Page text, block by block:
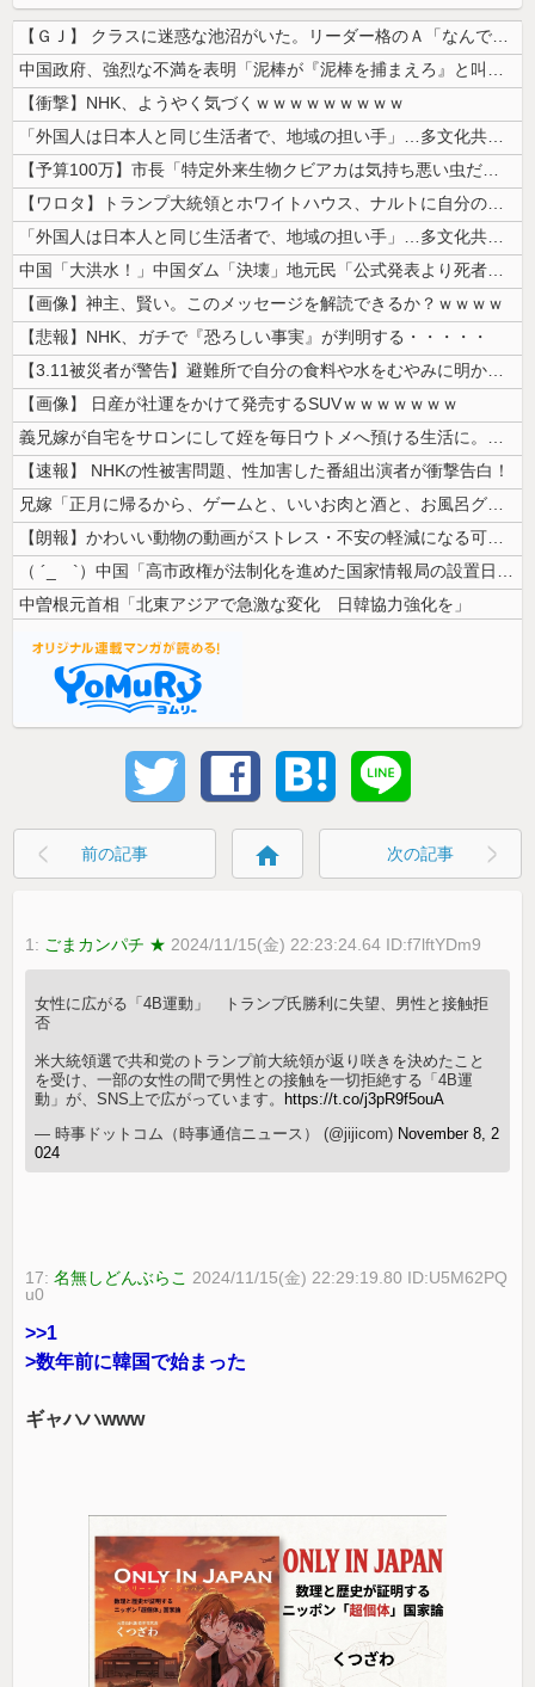
【ＧＪ】 クラスに迷惑な池沼がいた。リーダー格のＡ「なんで支援学級に入...
中国政府、強烈な不満を表明「泥棒が『泥棒を捕まえろ』と叫ぶようなやり口...
【衝撃】NHK、ようやく気づくｗｗｗｗｗｗｗｗｗ
「外国人は日本人と同じ生活者で、地域の担い手」…多文化共生実現への提言...
【予算100万】市長「特定外来生物クビアカは気持ち悪い虫だしそんな需要...
【ワロタ】トランプ大統領とホワイトハウス、ナルトに自分の顔を合成して投...
「外国人は日本人と同じ生活者で、地域の担い手」…多文化共生実現への提言...
中国「大洪水！」中国ダム「決壊」地元民「公式発表より死者多い！」中国政...
【画像】神主、賢い。このメッセージを解読できるか？ｗｗｗｗ
【悲報】NHK、ガチで『恐ろしい事実』が判明する・・・・・
【3.11被災者が警告】避難所で自分の食料や水をむやみに明かしてはいけ...
【画像】 日産が社運をかけて発売するSUVｗｗｗｗｗｗｗ
義兄嫁が自宅をサロンにして姪を毎日ウトメへ預ける生活に。数年後、そのツ...
【速報】 NHKの性被害問題、性加害した番組出演者が衝撃告白！
兄嫁「正月に帰るから、ゲームと、いいお肉と酒と、お風呂グッズの準備しと...
【朗報】かわいい動物の動画がストレス・不安の軽減になる可能性。英大学の...
（ ´_ゝ`）中国「高市政権が法制化を進めた国家情報局の設置日が7月3...
中曽根元首相「北東アジアで急激な変化 日韓協力強化を」
前の記事 home 次の記事
1: ごまカンパチ ★ 2024/11/15(金) 22:23:24.64 ID:f7lftYDm9
女性に広がる「4B運動」 トランプ氏勝利に失望、男性と接触拒
否
米大統領選で共和党のトランプ前大統領が返り咲きを決めたこと
を受け、一部の女性の間で男性との接触を一切拒絶する「4B運
動」が、SNS上で広がっています。
https://t.co/j3pR9f5ouA
— 時事ドットコム（時事通信ニュース） (@jijicom) November 8, 2
024
17:名無しどんぶらこ 2024/11/15(金) 22:29:19.80 ID:U5M62PQ
u0
>>1
>数年前に韓国で始まった
ギャハハwww